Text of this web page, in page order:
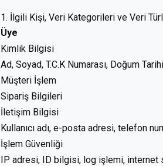
1. İlgili Kişi, Veri Kategorileri ve Veri
Üye
Kimlik Bilgisi
Ad, Soyad, T.C.K Numarası, Doğum Tarihi
Müşteri İşlem
Sipariş Bilgileri
İletişim Bilgisi
Kullanıcı adı, e-posta adresi, telefon
İşlem Güvenliği
IP adresi, ID bilgisi, log işlemi, internet